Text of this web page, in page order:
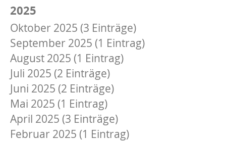
2025
Oktober 2025 (3 Einträge)
September 2025 (1 Eintrag)
August 2025 (1 Eintrag)
Juli 2025 (2 Einträge)
Juni 2025 (2 Einträge)
Mai 2025 (1 Eintrag)
April 2025 (3 Einträge)
Februar 2025 (1 Eintrag)